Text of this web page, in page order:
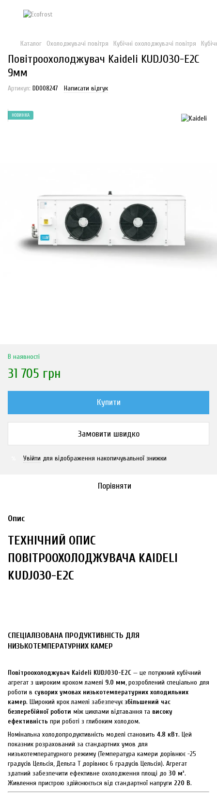
Каталог Охолоджувачі повітря Кубічні охолоджувачі повітря
Повітроохолоджувач Kaideli KUDJ030-E2C
9мм
Артикул: DD008247 Написати відгук
НОВИНКА
В наявності
31 705 грн
Купити
Замовити швидко
Увійти для відображення накопичувальної знижки
Порівняти
Опис
ТЕХНІЧНИЙ ОПИС
ПОВІТРООХОЛОДЖУВАЧА KAIDELI
KUDJ030-E2C
СПЕЦІАЛІЗОВАНА ПРОДУКТИВНІСТЬ ДЛЯ
НИЗЬКОТЕМПЕРАТУРНИХ КАМЕР
Повітроохолоджувач Kaideli KUDJ030-E2C — це потужний кубічний
агрегат з широким кроком ламелі 9.0 мм, розроблений спеціально для
роботи в суворих умовах низькотемпературних холодильних
камер. Широкий крок ламелі забезпечуєзбільшений час
безперебійної роботи між циклами відтавання та високу
ефективність при роботі з глибоким холодом.
Номінальна холодопродуктивність моделі становить 4.8 кВт. Цей
показник розрахований за стандартних умов для
низькотемпературного режиму (Температура камери дорівнює -25
градусів Цельсія, Дельта T дорівнює 6 градусів Цельсія). Агрегат
здатний забезпечити ефективне охолодження площі до 30 м².
Живлення пристрою здійснюється від стандартної напруги 220 В.